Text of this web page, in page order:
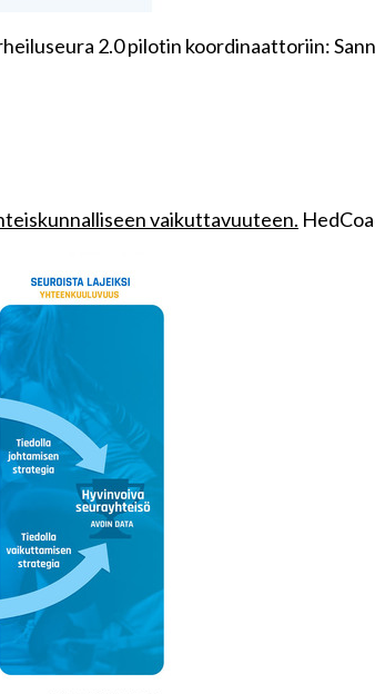
2.0 pilotin koordinaattoriin:
vaikuttavuuteen.